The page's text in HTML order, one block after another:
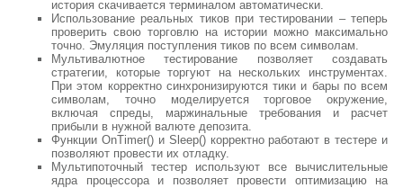
история скачивается терминалом автоматически.
Использование реальных тиков при тестировании – теперь
проверить свою торговлю на истории можно максимально
точно. Эмуляция поступления тиков по всем символам.
Мультивалютное тестирование позволяет создавать
стратегии, которые торгуют на нескольких инструментах.
При этом корректно синхронизируются тики и бары по всем
символам, точно моделируется торговое окружение,
включая спреды, маржинальные требования и расчет
прибыли в нужной валюте депозита.
Функции OnTimer() и Sleep() корректно работают в тестере и
позволяют провести их отладку.
Мультипоточный тестер используют все вычислительные
ядра процессора и позволяет провести оптимизацию на